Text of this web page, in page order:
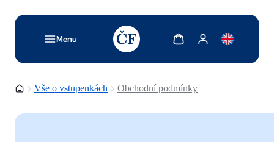
Menu
TODO: Add description for reader
Zobrazit košíkZobrazit můj účet
Domovská stránka
Vše o vstupenkách Obchodní podmínky